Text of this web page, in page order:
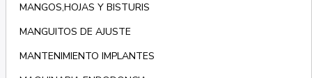
MANGOS,HOJAS Y BISTURIS
MANGUITOS DE AJUSTE
MANTENIMIENTO IMPLANTES